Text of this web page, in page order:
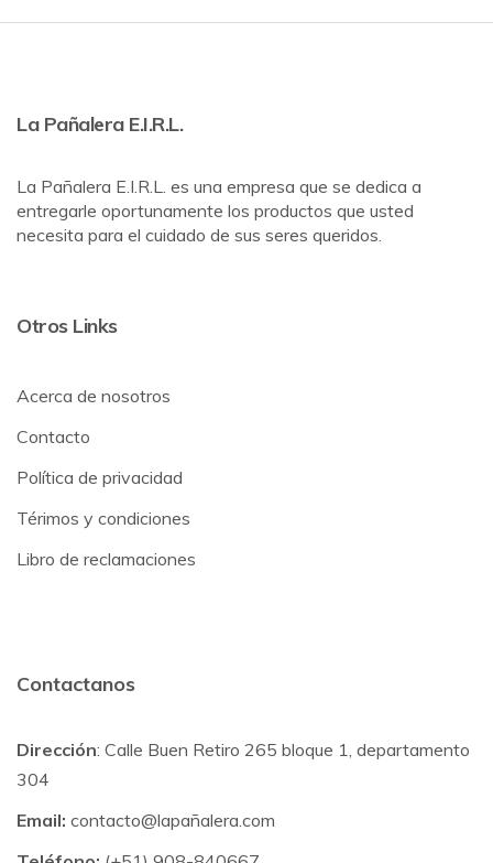
La Pañalera E.I.R.L.
La Pañalera E.I.R.L. es una empresa que se dedica a
entregarle oportunamente los productos que usted
necesita para el cuidado de sus seres queridos.
Otros Links
Acerca de nosotros
Contacto
Política de privacidad
Térimos y condiciones
Libro de reclamaciones
Contactanos
Dirección: Calle Buen Retiro 265 bloque 1, departamento
304
Email: contacto@lapañalera.com